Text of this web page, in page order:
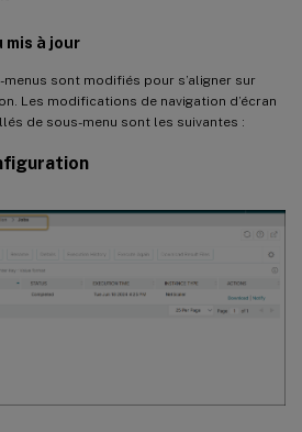
mis à jour
sont modifiés pour s’aligner sur
Les modifications de navigation d’écran
de sous-menu sont les suivantes :